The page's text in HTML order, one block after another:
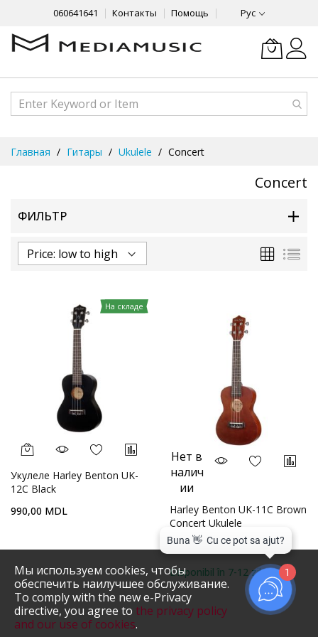
Мы используем cookies, чтобы
обеспечить наилучшее обслуживание.
To comply with the new e-Privacy
directive, you agree to the privacy policy
and our use of cookies.
060641641 Контакты Помощь Рус
Главная Гитары Ukulele Concert
Concert
ФИЛЬТР
Сетка
На складе
Укулеле Harley Benton UK-
12C Black
990,00 MDL
Нет в
налич
ии
Harley Benton UK-11C Brown
Concert Ukulele
890,00 MDL
Disponibil în 7-12 zile
1